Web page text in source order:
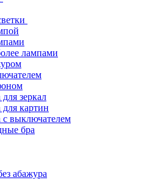
лампами
зеркал
картин
с выключателем
бра
абажура